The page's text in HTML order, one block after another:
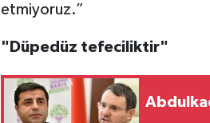
etmiyoruz.”
"Düpedüz tefeciliktir"